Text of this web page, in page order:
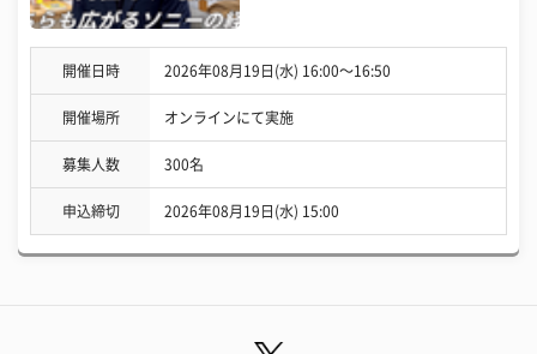
開催日時 2026年08月19日(水) 16:00〜16:50
開催場所 オンラインにて実施
募集人数 300名
申込締切 2026年08月19日(水) 15:00